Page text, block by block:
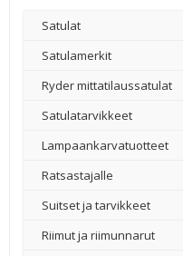
Satulat
Satulamerkit
Ryder mittatilaussatulat
Satulatarvikkeet
–
Lampaankarvatuotteet
Ratsastajalle
Suitset ja tarvikkeet
Riimut ja riimunnarut